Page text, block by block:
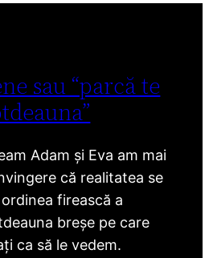
sau “parcă te
Adam și Eva am mai
că realitatea se
firească a
breșe pe care
ca să le vedem.